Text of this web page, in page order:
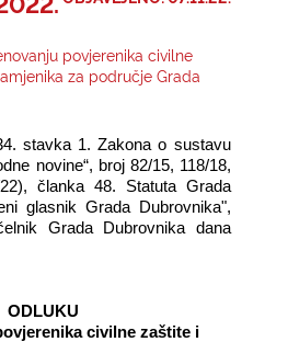
E-USLUGE
povjerenika civilne
za područje Grada
stavka 1. Zakona o sustavu
novine“, broj 82/15, 118/18,
članka 48. Statuta Grada
glasnik Grada Dubrovnika",
Grada Dubrovnika dana
ODLUKU
civilne zaštite i